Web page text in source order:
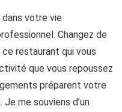
votre vie
Changez de
restaurant qui vous
que vous repoussez
préparent votre
me souviens d’un